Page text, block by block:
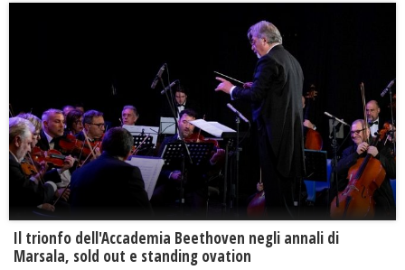
Il trionfo dell'Accademia Beethoven negli annali di
Marsala, sold out e standing ovation